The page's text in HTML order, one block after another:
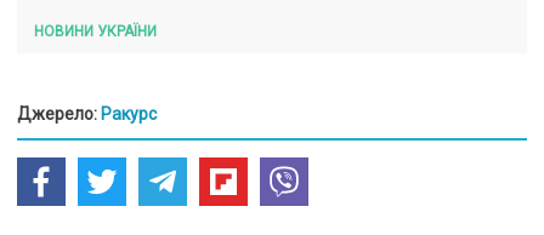
НОВИНИ УКРАЇНИ
Джерело: Ракурс